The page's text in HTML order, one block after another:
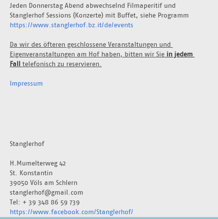
Jeden Donnerstag Abend abwechselnd Filmaperitif und
https://www.stanglerhof.bz.it/de/events
Da wir des öfteren geschlossene Veranstaltungen und
Eigenveranstaltungen am Hof haben, bitten wir Sie in jedem
Fall telefonisch zu reservieren.
Impressum
Stanglerhof
H.Mumelterweg 42
St. Konstantin
39050 Völs am Schlern
stanglerhof@gmail.com
Tel: + 39 348 86 59 739
https://www.facebook.com/Stanglerhof/